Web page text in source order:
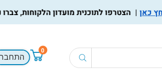
הצטרפו לתוכנית מועדון הלקוחות, צברו
0
התחבר